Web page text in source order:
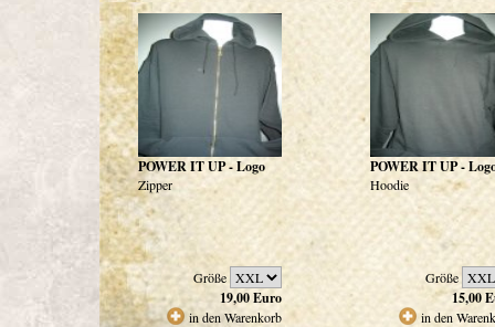
POWER IT UP - Logo
Zipper
Größe
19,00Euro
in den Warenkorb
POWER IT UP -
Hoodie
Größe
15,00
in den